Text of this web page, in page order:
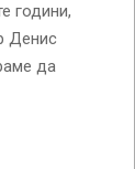
години,
Денис
да